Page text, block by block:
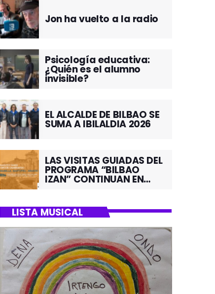
Jon ha vuelto a la radio
Psicología educativa:
¿Quién es el alumno
invisible?
EL ALCALDE DE BILBAO SE
SUMA A IBILALDIA 2026
LAS VISITAS GUIADAS DEL
PROGRAMA “BILBAO
IZAN” CONTINUAN EN
LISTA MUSICAL